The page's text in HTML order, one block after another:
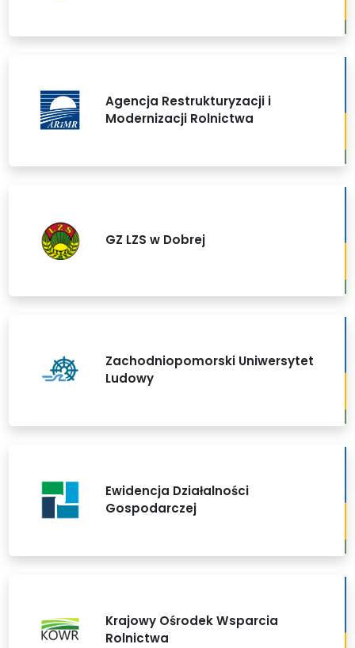
Agencja Restrukturyzacji i
Modernizacji Rolnictwa
GZ LZS w Dobrej
Zachodniopomorski Uniwersytet
Ludowy
Ewidencja Działalności
Gospodarczej
Krajowy Ośrodek Wsparcia
Rolnictwa